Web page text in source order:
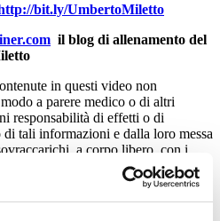
bit.ly/UmbertoMiletto
il blog di allenamento del
in questi video non
a parere medico o di altri
responsabilità di effetti o di
di tali informazioni e dalla loro messa
a corpo libero, con i
può causare infortuni, si
massima attenzione e di eseguire